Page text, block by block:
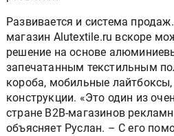
Развивается и система
магазин Alutextile.ru вскоре
решение на основе
запечатанным текстильным
короба, мобильные
конструкции. «Это один из
стране B2B-магазинов
объясняет Руслан. – С его